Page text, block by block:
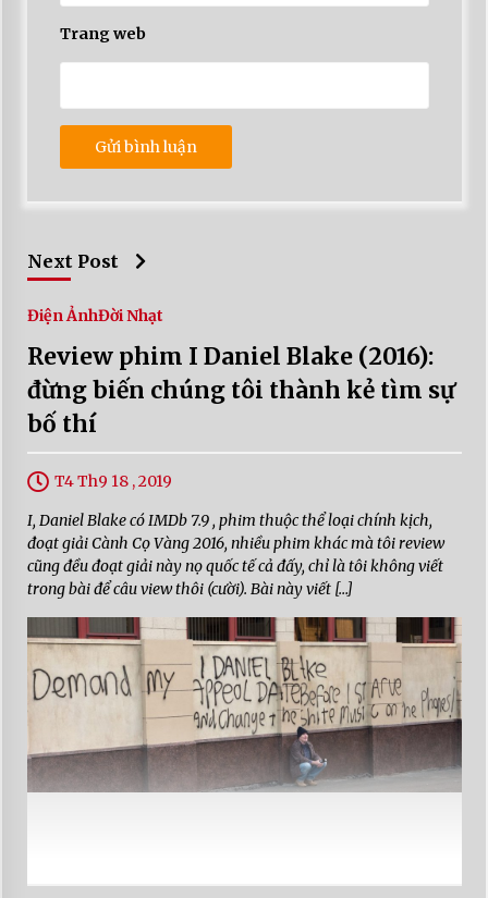
Trang web
Next Post
Điện ẢnhĐời Nhạt
Review phim I Daniel Blake (2016):
đừng biến chúng tôi thành kẻ tìm sự
bố thí
T4 Th9 18 , 2019
I, Daniel Blake có IMDb 7.9 , phim thuộc thể loại chính kịch,
đoạt giải Cành Cọ Vàng 2016, nhiều phim khác mà tôi review
cũng đều đoạt giải này nọ quốc tế cả đấy, chỉ là tôi không viết
trong bài để câu view thôi (cười). Bài này viết […]